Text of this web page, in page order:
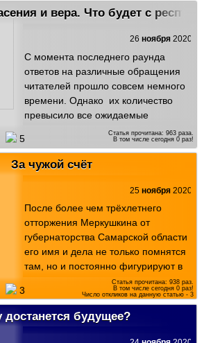
и вера. Что будет с
26 ноября2020
С момента последнего раунда
ответов на различные обращения
читателей прошло совсем немного
времени. Однако их количество
превысило все ожидаемые
параметры. Это и понятно, не
каждый день уходят в отставку
главы. И новые руководители тоже
приходят не часто. Последним
"варягом" в Мордовии был П.
Елистратов, которого "сослали" в
автономную республику в 60-е
годы прошлого столетия с
должности 2-го секретаря ЦК
компартии Азербайджана. И вот
теперь, спустя более 50 -ти лет, к
нам явили человека из Казани, хотя
по корням своим он наш. Из
атяшевских эрзян. Многие люди,
5
Статья прочитана: 963раза.
В том числе сегодня 0раз!
За чужой счёт
25 ноября2020
После более чем трёхлетнего
отторжения Меркушкина от
губернаторства Самарской области
его имя и дела не только помнятся
там, но и постоянно фигурируют в
официальной политике. Например,
не так давно депутат Госдумы от
Самарской области Александр
Хинштейн выразил предположение,
что Меркушкина ожидает тесная
3
Статья прочитана: 938раз.
В том числе сегодня 0раз!
Число откликов на данную статью - 3
достанется будущее?